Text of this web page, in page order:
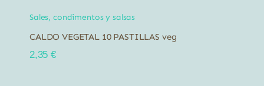
Sales, condimentos y salsas
CALDO VEGETAL 10 PASTILLAS veg
2,35€